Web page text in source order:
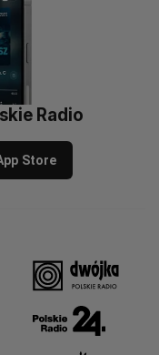
Radio
Store